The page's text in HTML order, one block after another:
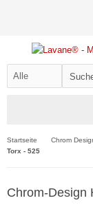
Startseite Chrom
Torx - 525
Chrom-Design